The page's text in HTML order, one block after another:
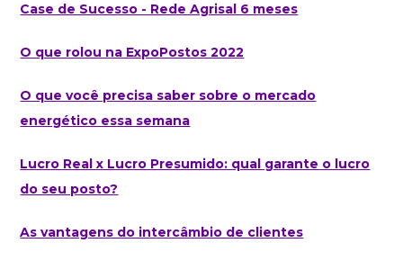
Case de Sucesso - Rede Agrisal 6 meses
O que rolou na ExpoPostos 2022
O que você precisa saber sobre o mercado
energético essa semana
Lucro Real x Lucro Presumido: qual garante o lucro
do seu posto?
As vantagens do intercâmbio de clientes